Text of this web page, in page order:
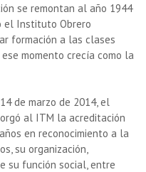
se remontan al año 1944
el Instituto Obrero
formación a las clases
momento crecía como la
de marzo de 2014, el
al ITM la acreditación
en reconocimiento a la
su organización,
su función social, entre